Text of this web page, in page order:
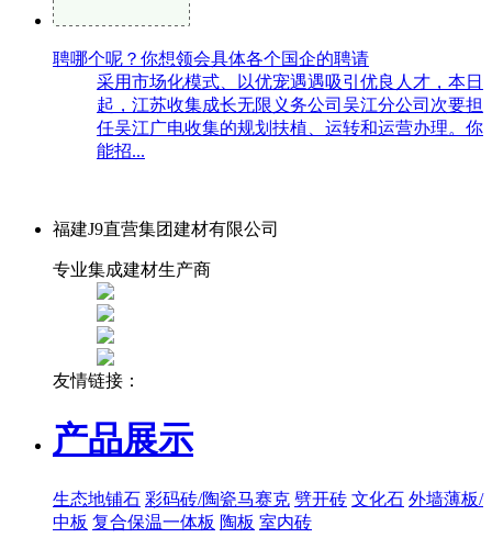
聘哪个呢？你想领会具体各个国企的聘请
采用市场化模式、以优宠遇遇吸引优良人才，本日
起，江苏收集成长无限义务公司吴江分公司次要担
任吴江广电收集的规划扶植、运转和运营办理。你
能招...
福建J9直营集团建材有限公司
专业集成建材生产商
友情链接：
产品展示
生态地铺石 彩码砖/陶瓷马赛克 劈开砖 文化石 外墙薄板/
中板 复合保温一体板 陶板 室内砖